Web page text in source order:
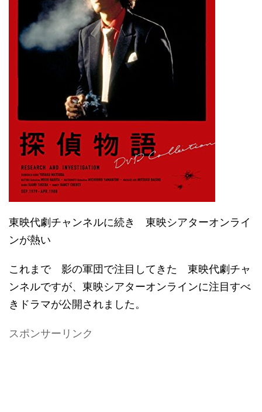
東映代劇チャンネルに続き 東映シアターオンライ
ンが熱い
これまで 影の軍団で注目してきた 東映代劇チャ
ンネルですが、東映シアターオンラインに注目すべ
きドラマが公開されました。
スポンサーリンク